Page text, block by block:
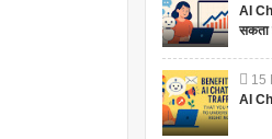
AI
सकता
15
AI